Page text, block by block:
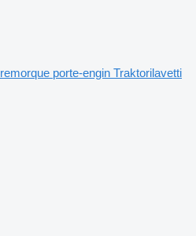
remorque porte-engin Traktorilavetti